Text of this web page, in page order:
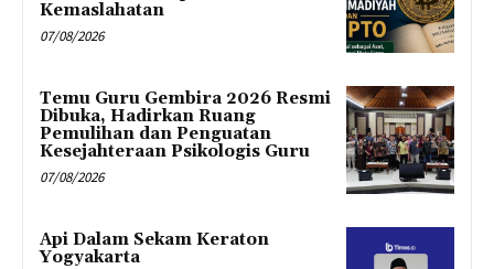
Kemaslahatan
07/08/2026
Temu Guru Gembira 2026 Resmi
Dibuka, Hadirkan Ruang
Pemulihan dan Penguatan
Kesejahteraan Psikologis Guru
07/08/2026
Api Dalam Sekam Keraton
Yogyakarta